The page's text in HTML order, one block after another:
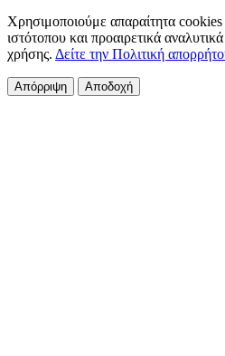
Χρησιμοποιούμε απαραίτητα cookies
ιστότοπου και προαιρετικά
χρήσης. Δείτε την Πολιτική
Απόρριψη Αποδοχή